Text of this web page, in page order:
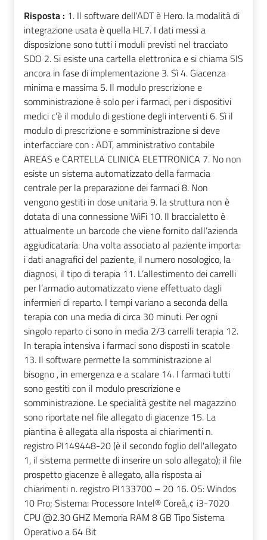
Risposta : 1. Il software dell'ADT è Hero. la modalità di
integrazione usata è quella HL7. I dati messi a
disposizione sono tutti i moduli previsti nel tracciato
SDO 2. Si esiste una cartella elettronica e si chiama SIS
ancora in fase di implementazione 3. Sì 4. Giacenza
minima e massima 5. Il modulo prescrizione e
somministrazione è solo per i farmaci, per i dispositivi
medici c’è il modulo di gestione degli interventi 6. Sì il
modulo di prescrizione e somministrazione si deve
interfacciare con : ADT, amministrativo contabile
AREAS e CARTELLA CLINICA ELETTRONICA 7. No non
esiste un sistema automatizzato della farmacia
centrale per la preparazione dei farmaci 8. Non
vengono gestiti in dose unitaria 9. la struttura non è
dotata di una connessione WiFi 10. Il braccialetto è
attualmente un barcode che viene fornito dall’azienda
aggiudicataria. Una volta associato al paziente importa:
i dati anagrafici del paziente, il numero nosologico, la
diagnosi, il tipo di terapia 11. L’allestimento dei carrelli
per l’armadio automatizzato viene effettuato dagli
infermieri di reparto. I tempi variano a seconda della
terapia con una media di circa 30 minuti. Per ogni
singolo reparto ci sono in media 2/3 carrelli terapia 12.
In terapia intensiva i farmaci sono disposti in scatole
13. Il software permette la somministrazione al
bisogno , in emergenza e a scalare 14. I farmaci tutti
sono gestiti con il modulo prescrizione e
somministrazione. Le specialità gestite nel magazzino
sono riportate nel file allegato di giacenze 15. La
piantina è allegata alla risposta ai chiarimenti n.
registro PI149448-20 (è il secondo foglio dell'allegato
1, il sistema permette di inserire un solo allegato); il file
prospetto giacenze è allegato, alla risposta ai
chiarimenti n. registro PI133700 – 20 16. OS: Windos
10 Pro; Sistema: Processore Intel® Coreâ„¢ i3-7020
CPU @2.30 GHZ Memoria RAM 8 GB Tipo Sistema
Operativo a 64 Bit